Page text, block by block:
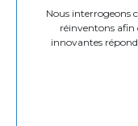
Nous interrogeons
réinventons afin
innovantes